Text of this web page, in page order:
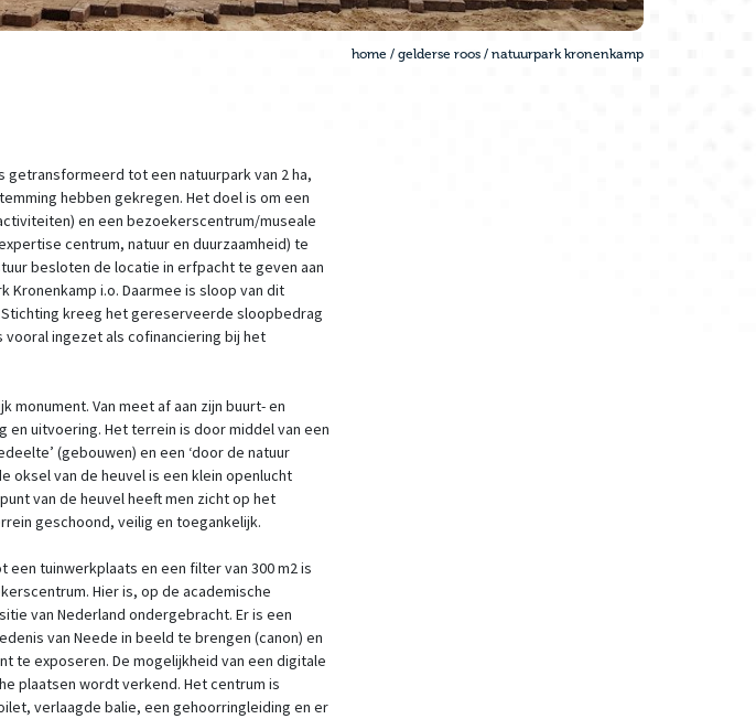
home / gelderse roos / natuurpark kronenkamp
tot een natuurpark van 2 ha,
hebben gekregen. Het doel is om een
en een bezoekerscentrum/museale
centrum, natuur en duurzaamheid) te
besloten de locatie in erfpacht te geven aan
i.o. Daarmee is sloop van dit
kreeg het gereserveerde sloopbedrag
ingezet als cofinanciering bij het
monument. Van meet af aan zijn buurt- en
uitvoering. Het terrein is door middel van een
(gebouwen) en een ‘door de natuur
oksel van de heuvel is een klein openlucht
van de heuvel heeft men zicht op het
geschoond, veilig en toegankelijk.
tuinwerkplaats en een filter van 300 m2 is
Hier is, op de academische
van Nederland ondergebracht. Er is een
van Neede in beeld te brengen (canon) en
te exposeren. De mogelijkheid van een digitale
plaatsen wordt verkend. Het centrum is
verlaagde balie, een gehoorringleiding en er